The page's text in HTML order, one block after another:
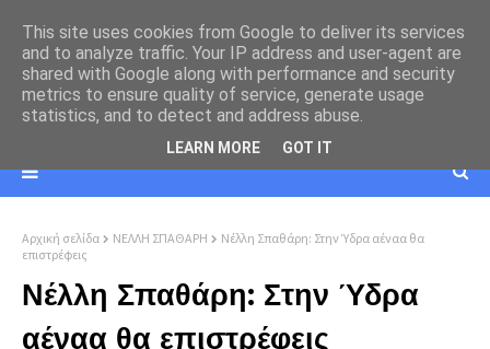
Αρχική σελίδα ΝΕΛΛΗ ΣΠΑΘΑΡΗ
Νέλλη Σπαθάρη: Στην Ύδρα αέναα θα
επιστρέφεις
Νέλλη Σπαθάρη: Στην Ύδρα
αέναα θα επιστρέφεις
This site uses cookies from Google to deliver its services
and to analyze traffic. Your IP address and user-agent are
shared with Google along with performance and security
metrics to ensure quality of service, generate usage
statistics, and to detect and address abuse.
LEARN MORE GOT IT